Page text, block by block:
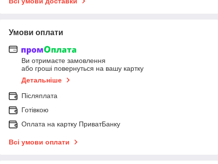
Умови оплати
Ви отримаєте замовлення
або гроші повернуться на вашу картку
Детальніше
Післяплата
Готівкою
Оплата на картку ПриватБанку
Всі умови оплати